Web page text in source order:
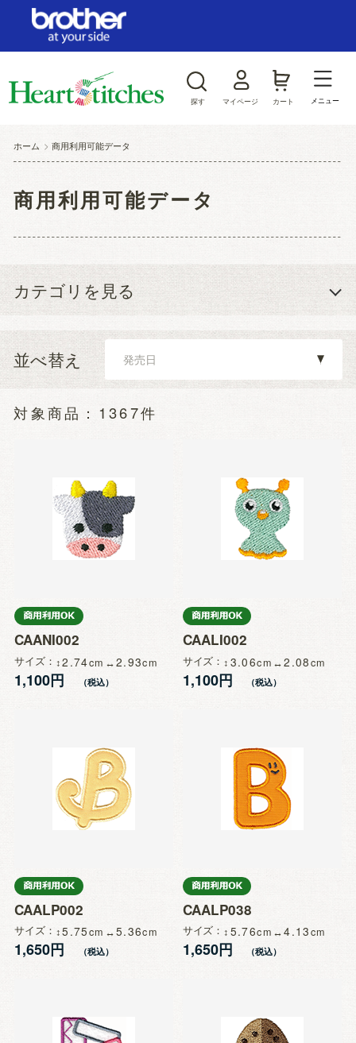
探す マイページ カート メニュー
ホーム >商用利用可能データ
商用利用可能データ
カテゴリを見る
並べ替え
1367件
CAANI002
サイズ 2.74 2.93
1,100円
CAALI002
サイズ 3.06 2.08
1,100円
CAALP002
サイズ 5.75 5.36
1,650円
CAALP038
サイズ 5.76 4.13
1,650円
ログイン/新規会員登録